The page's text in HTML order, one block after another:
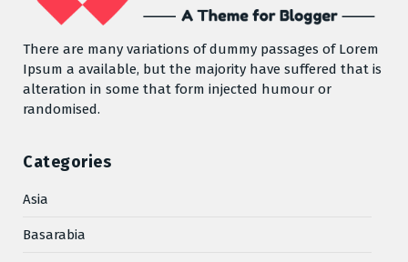
There are many variations of dummy passages of Lorem
Ipsum a available, but the majority have suffered that is
alteration in some that form injected humour or
randomised.
Categories
Asia
Basarabia